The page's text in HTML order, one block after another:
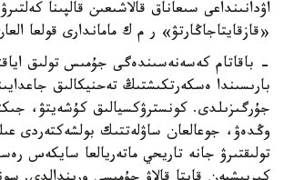
اۋدانىنداعى سىعاناق قالاشىعىن قالپىنا
«قازقايتاجاڭارتۋ» ر م ك ماماندارى قولعا
- باقاتام كەسەنەسىندەگى جۇمىس تولىق
بارىسىندا ەسكەرتكىشتىڭ تەحنيكالىق
جۇرگىزىلدى. كونسترۋكسيالىق كۇشەيتۋ،
وڭدەۋ، جوعالعان ساۋلەتتىك بولشەكتەردى
تولىقتىرۋ جانە تاريحي ماتەريالعا سايكەس